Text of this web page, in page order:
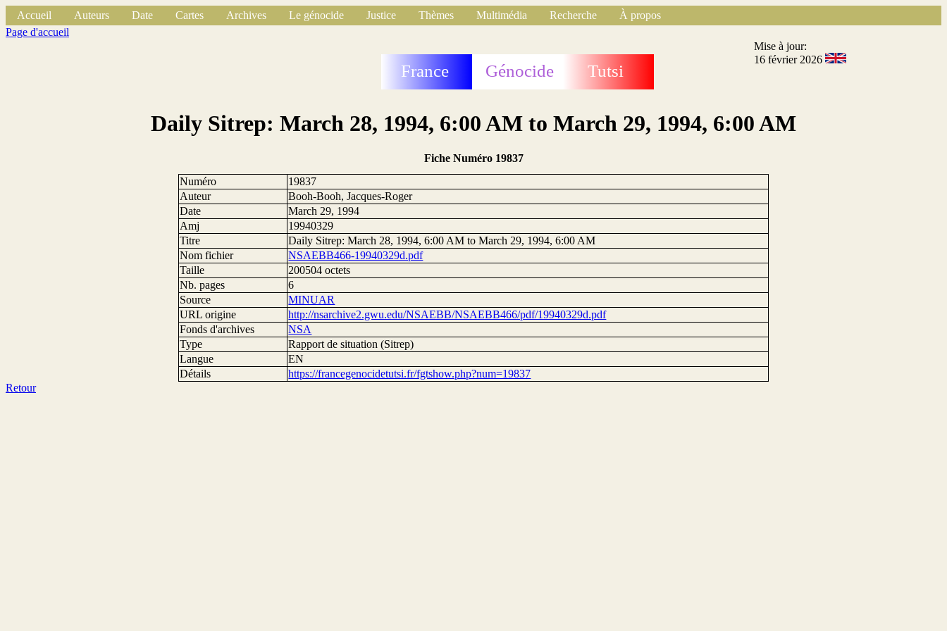
Accueil Auteurs Date Cartes Archives Le génocide Justice Thèmes Multimédia Recherche
À propos
Page d'accueil
France Génocide Tutsi
Mise à jour:
16 février 2026
Daily Sitrep: March 28, 1994, 6:00 AM to March 29, 1994, 6:00 AM
Fiche Numéro 19837
Numéro
19837
Auteur
Booh-Booh, Jacques-Roger
Date
March 29, 1994
Amj
19940329
Titre
Daily Sitrep: March 28, 1994, 6:00 AM to March 29, 1994, 6:00 AM
Nom fichier
NSAEBB466-19940329d.pdf
Taille
200504 octets
Nb. pages
6
Source
MINUAR
URL origine
http://nsarchive2.gwu.edu/NSAEBB/NSAEBB466/pdf/19940329d.pdf
Fonds d'archives
NSA
Type
Rapport de situation (Sitrep)
Langue
EN
Détails
https://francegenocidetutsi.fr/fgtshow.php?num=19837
Retour